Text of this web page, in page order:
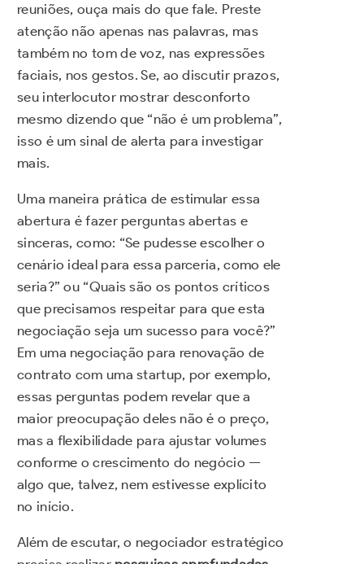
reuniões, ouça mais do que fale. Preste
atenção não apenas nas palavras, mas
também no tom de voz, nas expressões
faciais, nos gestos. Se, ao discutir prazos,
seu interlocutor mostrar desconforto
mesmo dizendo que “não é um problema”,
isso é um sinal de alerta para investigar
mais.
Uma maneira prática de estimular essa
abertura é fazer perguntas abertas e
sinceras, como: “Se pudesse escolher o
cenário ideal para essa parceria, como ele
seria?” ou “Quais são os pontos críticos
que precisamos respeitar para que esta
negociação seja um sucesso para você?”
Em uma negociação para renovação de
contrato com uma startup, por exemplo,
essas perguntas podem revelar que a
maior preocupação deles não é o preço,
mas a flexibilidade para ajustar volumes
conforme o crescimento do negócio —
algo que, talvez, nem estivesse explícito
no início.
Além de escutar, o negociador estratégico